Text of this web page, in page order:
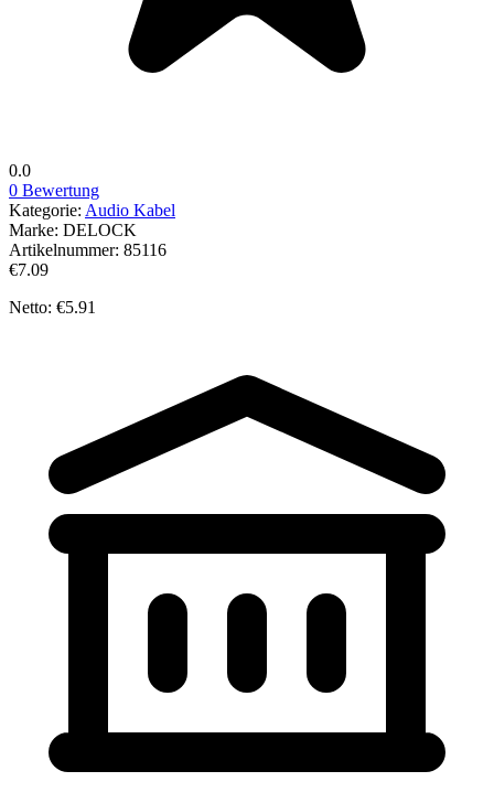
0.0
0 Bewertung
Kategorie: Audio Kabel
Marke: DELOCK
Artikelnummer: 85116
€7.09
Netto: €5.91